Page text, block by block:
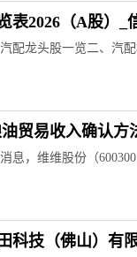
表2026（A股）_
配龙头股一览二、汽
贸易收入确认方
任董事长等被出
息，维维股份（
科技（佛山）有